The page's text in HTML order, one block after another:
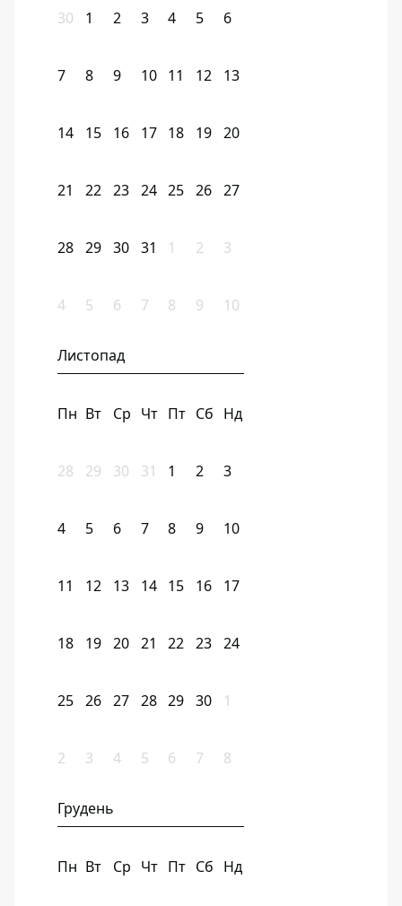
30 1 2 3 4 5 6
7 8 9 10 11 12 13
14 15 16 17 18 19 20
21 22 23 24 25 26 27
28 29 30 31 1 2 3
4 5 6 7 8 9 10
Листопад
Пн Вт Ср Чт Пт Сб Нд
28 29 30 31 1 2 3
4 5 6 7 8 9 10
11 12 13 14 15 16 17
18 19 20 21 22 23 24
25 26 27 28 29 30 1
2 3 4 5 6 7 8
Грудень
Пн Вт Ср Чт Пт Сб Нд